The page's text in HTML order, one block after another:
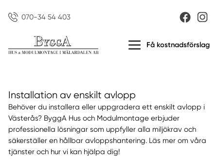
070-34 54 403
Få kostnadsförslag
Installation av enskilt avlopp
Behöver du installera eller uppgradera ett enskilt avlopp i
Västerås? ByggA Hus och Modulmontage erbjuder
professionella lösningar som uppfyller alla miljökrav och
säkerställer en hållbar avloppshantering. Läs mer om våra
tjänster och hur vi kan hjälpa dig!